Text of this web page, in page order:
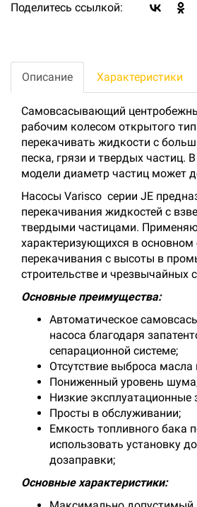
Поделитесь ссылкой:
Описание Характеристики
Самовсасывающий
рабочим колесом открытого
перекачивать жидкости с
песка, грязи и твердых частиц.
модели диаметр частиц может
Насосы Varisco серии JE
перекачивания жидкостей с
твердыми частицами.
характеризующихся в
перекачивания с высоты в
строительстве и чрезвычайных
Основные преимущества:
Автоматическое
насоса благодаря
сепарационной системе;
Отсутствие выброса
Пониженный уровень
Низкие эксплуатационные
Просты в обслуживании;
Емкость топливного бака
использовать установку
дозаправки;
Основные характеристики: